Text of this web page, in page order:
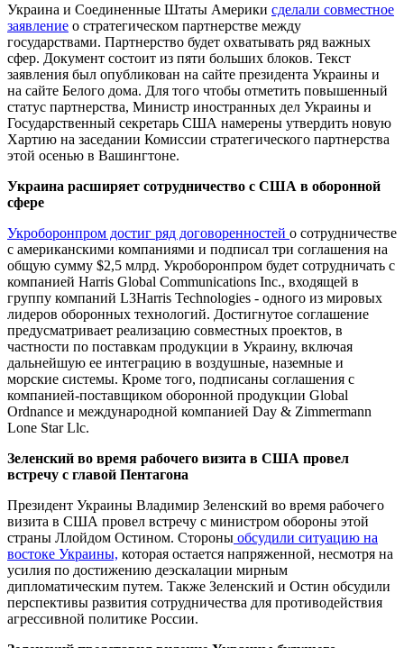
Украина и Соединенные Штаты Америки сделали совместное
заявление о стратегическом партнерстве между
государствами. Партнерство будет охватывать ряд важных
сфер. Документ состоит из пяти больших блоков. Текст
заявления был опубликован на сайте президента Украины и
на сайте Белого дома. Для того чтобы отметить повышенный
статус партнерства, Министр иностранных дел Украины и
Государственный секретарь США намерены утвердить новую
Хартию на заседании Комиссии стратегического партнерства
этой осенью в Вашингтоне.
Украина расширяет сотрудничество с США в оборонной
сфере
Укроборонпром достиг ряд договоренностей о сотрудничестве
с американскими компаниями и подписал три соглашения на
общую сумму $2,5 млрд. Укроборонпром будет сотрудничать с
компанией Harris Global Communications Inc., входящей в
группу компаний L3Harris Technologies - одного из мировых
лидеров оборонных технологий. Достигнутое соглашение
предусматривает реализацию совместных проектов, в
частности по поставкам продукции в Украину, включая
дальнейшую ее интеграцию в воздушные, наземные и
морские системы. Кроме того, подписаны соглашения с
компанией-поставщиком оборонной продукции Global
Ordnance и международной компанией Day & Zimmermann
Lone Star Llc.
Зеленский во время рабочего визита в США провел
встречу с главой Пентагона
Президент Украины Владимир Зеленский во время рабочего
визита в США провел встречу с министром обороны этой
страны Ллойдом Остином. Стороны обсудили ситуацию на
востоке Украины, которая остается напряженной, несмотря на
усилия по достижению деэскалации мирным
дипломатическим путем. Также Зеленский и Остин обсудили
перспективы развития сотрудничества для противодействия
агрессивной политике России.